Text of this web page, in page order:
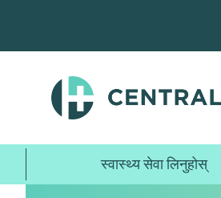
जानुहोस्
स्वास्थ्य सेवा लिनुहोस्